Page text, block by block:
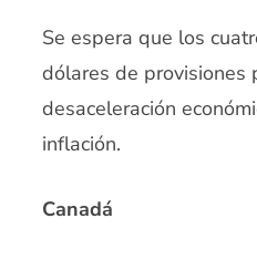
Se espera que los
dólares de provisiones
desaceleración
inflación.
Canadá